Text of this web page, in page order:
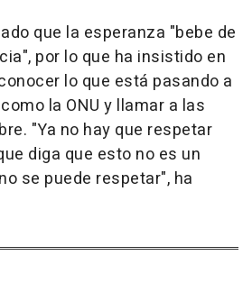
que la esperanza "bebe de
por lo que ha insistido en
lo que está pasando a
la ONU y llamar a las
"Ya no hay que respetar
diga que esto no es un
se puede respetar", ha